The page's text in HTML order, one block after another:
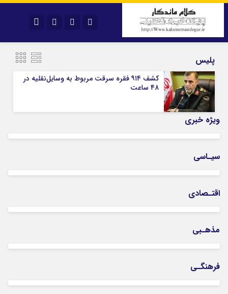
سروش
آپارات
رمز عبور
پلیس
کشف ۹۱۴ فقره سرقت مربوط به وسایل‌نقلیه در
۴۸ ساعت
ویژه خبری
سیـاسی
اقتـصادی
مذهـبی
فرهنگـی